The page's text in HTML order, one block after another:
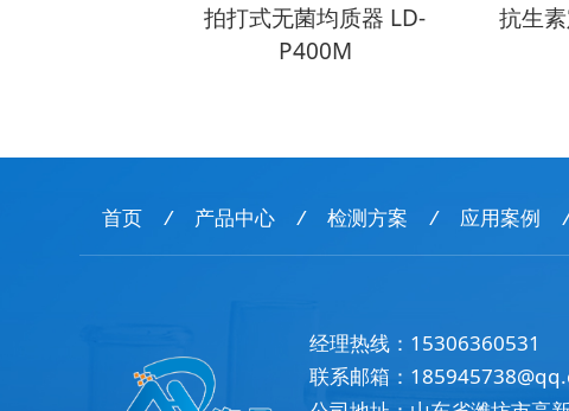
抗生素定量检测仪 LD-KS02 高通
首页 / 产品中心 / 检测方案 / 应用案例
经理热线： 15306360531
联系邮箱：